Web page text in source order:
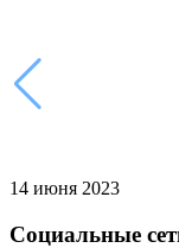
14 июня 2023
Социальные